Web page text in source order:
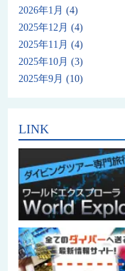
2026年1月 (4)
2025年12月 (4)
2025年11月 (4)
2025年10月 (3)
2025年9月 (10)
LINK